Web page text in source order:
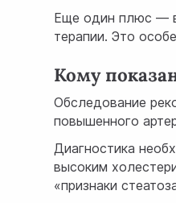
Еще один плюс —
терапии. Это
Кому
Обследование
повышенного
Диагностика
высоким
«признаки